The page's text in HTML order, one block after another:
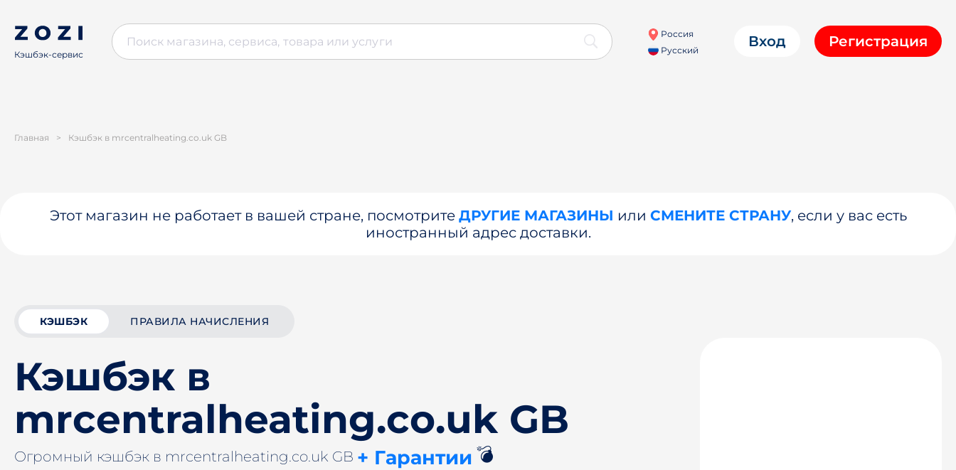
Кэшбэк-сервис
Россия
Русский
Вход Регистрация
Главная > Кэшбэк в mrcentralheating.co.uk GB
Этот магазин не работает в вашей стране, посмотрите ДРУГИЕ МАГАЗИНЫ или СМЕНИТЕ СТРАНУ, если у вас есть
иностранный адрес доставки.
КЭШБЭК ПРАВИЛА НАЧИСЛЕНИЯ
Кэшбэк в
mrcentralheating.co.uk GB
Огромный кэшбэк в mrcentralheating.co.uk GB + Гарантии 💣